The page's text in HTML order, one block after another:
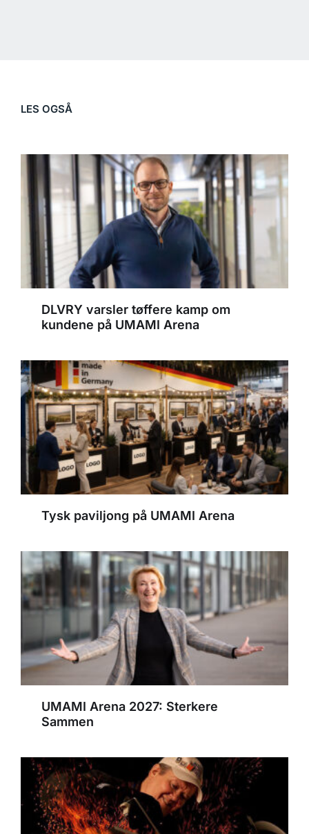
LES OGSÅ
DLVRY varsler tøffere kamp om
kundene på UMAMI Arena
Tysk paviljong på UMAMI Arena
UMAMI Arena 2027: Sterkere
Sammen